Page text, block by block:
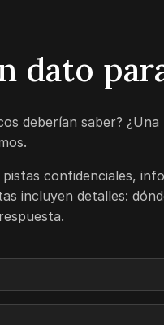
dato
deberían saber?
confidenciales,
incluyen detalles: